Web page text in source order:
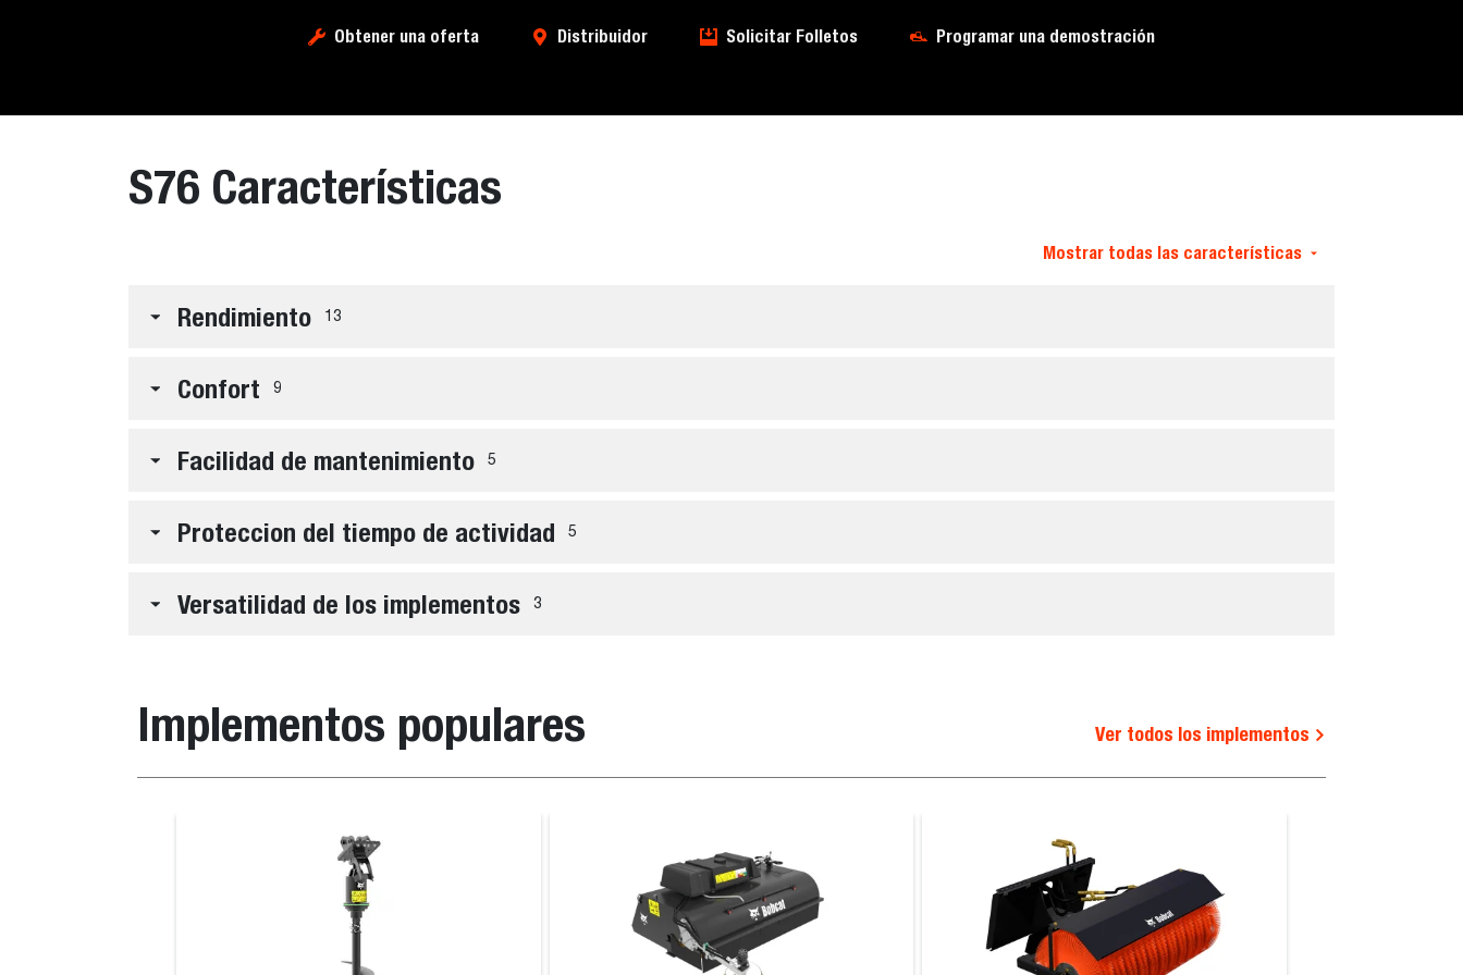
Obtener una oferta Distribuidor Solicitar Folletos Programar una demostración
S76 Características
Mostrar todas las características
Rendimiento 13
Confort 9
Facilidad de mantenimiento 5
Proteccion del tiempo de actividad 5
Versatilidad de los implementos 3
Implementos populares Ver todos los implementos